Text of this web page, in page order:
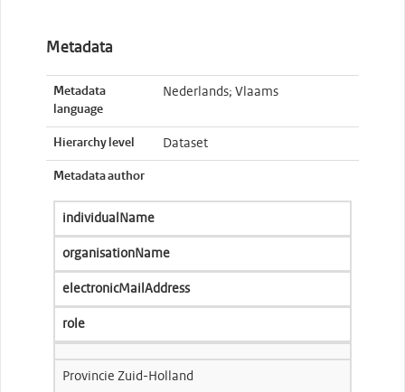
Metadata
Metadata
language
Nederlands; Vlaams
Hierarchy level Dataset
Metadata author
individualName
organisationName
electronicMailAddress
role
Provincie Zuid-Holland